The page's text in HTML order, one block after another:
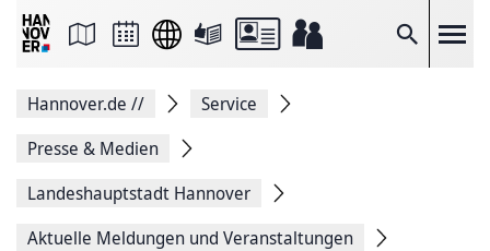
Suche
Seite
Facebook
teilen
Seitenlink
Seite
Hannover.de //
Service
Presse & Medien
Landeshauptstadt Hannover
Aktuelle Meldungen und Veranstaltungen